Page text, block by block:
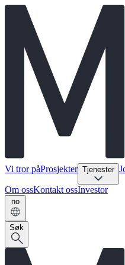
Vi tror påProsjekter Tjenester
Om ossKontakt ossInvestor
no
Søk